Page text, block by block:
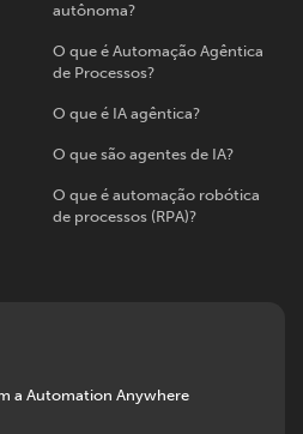
autônoma?
O que é Automação Agêntica
de Processos?
O que é IA agêntica?
O que são agentes de IA?
O que é automação robótica
de processos (RPA)?
a Automation Anywhere